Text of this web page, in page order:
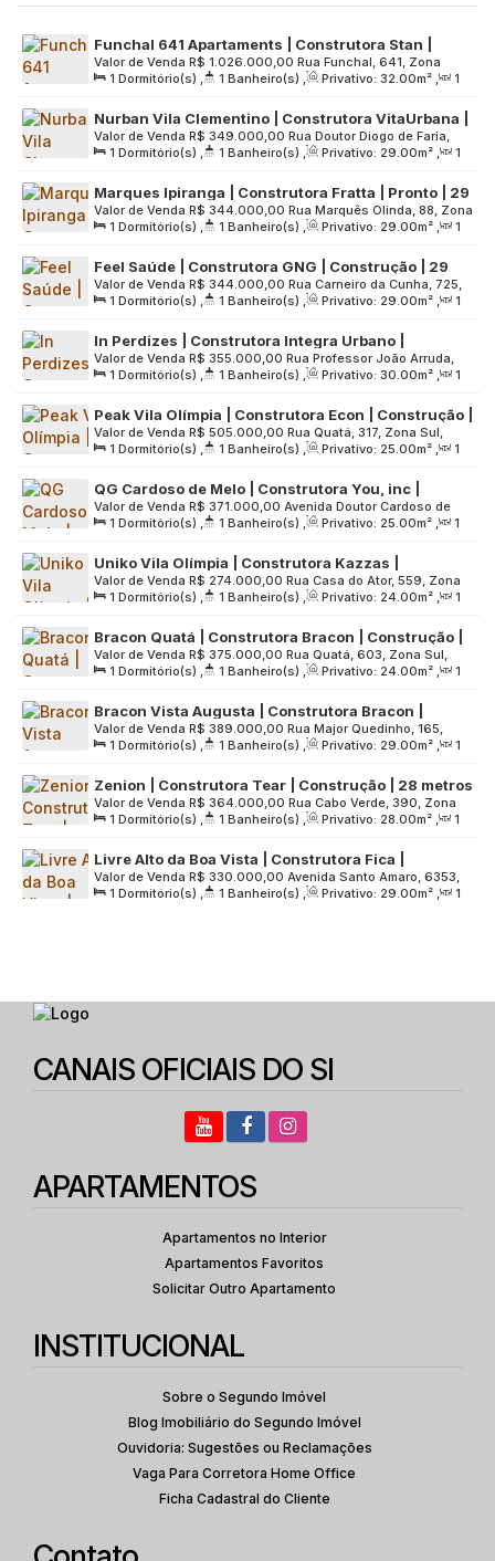
Funchal 641 Apartaments | Construtora Stan |
Pronto | 32 metros | studio com varanda
R$ 1.026.000,00
Valor de Venda
Rua Funchal, 641, Zona
Oeste, 04551-060, Vila Olímpia, São Paulo, São Paulo, Brasil
1 Dormitório(s) , 1 Banheiro(s) , Privativo: 32.00m² ,
1
Sala(s) , Útil: 32.00m² , Terreno: 3365.00m²
Nurban Vila Clementino | Construtora VitaUrbana |
Pronto para morar | 29 metros | 01 dormitório com
varanda | sem vaga
R$ 349.000,00
Valor de Venda
Rua Doutor Diogo de Faria,
448, Zona Sul, 04037-002, Vila Clementino, São Paulo, São
Paulo, Brasil
1 Dormitório(s) , 1 Banheiro(s) , Privativo: 29.00m² ,
1
Sala(s) , Útil: 29.00m² , Terreno: 511.00m²
Marques Ipiranga | Construtora Fratta | Pronto | 29
metros | Studios com varanda | sem vaga
R$ 344.000,00
Valor de Venda
Rua Marquês Olinda, 88, Zona
Sul, 04277-000, Vila Dom Pedro I, São Paulo, São Paulo,
Brasil
1 Dormitório(s) , 1 Banheiro(s) , Privativo: 29.00m² ,
1
Sala(s) , Útil: 29.00m² , Terreno: 697.00m²
Feel Saúde | Construtora GNG | Construção | 29
metros | Studios com varanda | sem vaga
R$ 344.000,00
Valor de Venda
Rua Carneiro da Cunha, 725,
Zona Sul, 04144-001, Vila da Saúde, São Paulo, São Paulo,
Brasil
1 Dormitório(s) , 1 Banheiro(s) , Privativo: 29.00m² ,
1
Sala(s) , Útil: 29.00m² , Terreno: 1159.00m²
In Perdizes | Construtora Integra Urbano |
Construção | 30 metros | 01 suíte | varanda
gourmet | sem vaga
R$ 355.000,00
Valor de Venda
Rua Professor João Arruda,
1540, Zona Oeste, 05012-000, Perdizes, São Paulo, São
Paulo, Brasil
1 Dormitório(s) , 1 Banheiro(s) , Privativo: 30.00m² ,
1
Sala(s) , 1 Suíte(s) , Útil: 30.00m² , Terreno: 1000.00m²
Peak Vila Olímpia | Construtora Econ | Construção |
25 metros | studios com varanda | sem vaga
R$ 505.000,00
Valor de Venda
Rua Quatá, 317, Zona Sul,
04546-041, Vila Olímpia, São Paulo, São Paulo, Brasil
1 Dormitório(s) , 1 Banheiro(s) , Privativo: 25.00m² ,
1
Sala(s) , Útil: 25.00m² , Terreno: 2936.00m²
QG Cardoso de Melo | Construtora You, inc |
Construção | 25 metros | studios com varanda |
sem vaga
R$ 371.000,00
Valor de Venda
Avenida Doutor Cardoso de
Melo, 989, Zona Sul, 04548-004, Vila Olímpia, São Paulo,
São Paulo, Brasil
1 Dormitório(s) , 1 Banheiro(s) , Privativo: 25.00m² ,
1
Sala(s) , Útil: 25.00m² , Terreno: 1234.00m²
Uniko Vila Olímpia | Construtora Kazzas |
Construção | 24 Metros | Studios com Varanda |
sem Vaga
R$ 274.000,00
Valor de Venda
Rua Casa do Ator, 559, Zona
Sul, 04546-002, Vila Olímpia, São Paulo, São Paulo, Brasil
1 Dormitório(s) , 1 Banheiro(s) , Privativo: 24.00m² ,
1
Sala(s) , Útil: 24.00m² , Terreno: 3500.00m²
Bracon Quatá | Construtora Bracon | Construção |
24 metros | studios com varanda | sem vaga
R$ 375.000,00
Valor de Venda
Rua Quatá, 603, Zona Sul,
04546-043, Vila Olímpia, São Paulo, São Paulo, Brasil
1 Dormitório(s) , 1 Banheiro(s) , Privativo: 24.00m² ,
1
Sala(s) , Útil: 24.00m² , Terreno: 1523.00m²
Bracon Vista Augusta | Construtora Bracon |
Construção | 29 metros | 01 dormitório | com
varanda | sem vaga
R$ 389.000,00
Valor de Venda
Rua Major Quedinho, 165,
Zona Central, 01050-030, Centro, São Paulo, São Paulo,
Brasil
1 Dormitório(s) , 1 Banheiro(s) , Privativo: 29.00m² ,
1
Sala(s) , Útil: 29.00m² , Terreno: 973.00m²
Zenion | Construtora Tear | Construção | 28 metros
| 01 dormitório | com varanda | sem vaga
R$ 364.000,00
Valor de Venda
Rua Cabo Verde, 390, Zona
Sul, 04550-081, Vila Olímpia, São Paulo, São Paulo, Brasil
1 Dormitório(s) , 1 Banheiro(s) , Privativo: 28.00m² ,
1
Sala(s) , Útil: 28.00m² , Terreno: 2200.00m²
Livre Alto da Boa Vista | Construtora Fica |
Construção | 29 metros | 01 dormitório | office |
com varanda | sem vaga
R$ 330.000,00
Valor de Venda
Avenida Santo Amaro, 6353,
Zona Sul, 04701-100, Santo Amaro, São Paulo, São Paulo,
1 Dormitório(s) , 1 Banheiro(s) , Privativo: 29.00m² ,
1
CANAIS OFICIAIS DO SI
APARTAMENTOS
Apartamentos no Interior
Apartamentos Favoritos
Solicitar Outro Apartamento
INSTITUCIONAL
Sobre o Segundo Imóvel
Blog Imobiliário do Segundo Imóvel
Ouvidoria: Sugestões ou Reclamações
Vaga Para Corretora Home Office
Ficha Cadastral do Cliente